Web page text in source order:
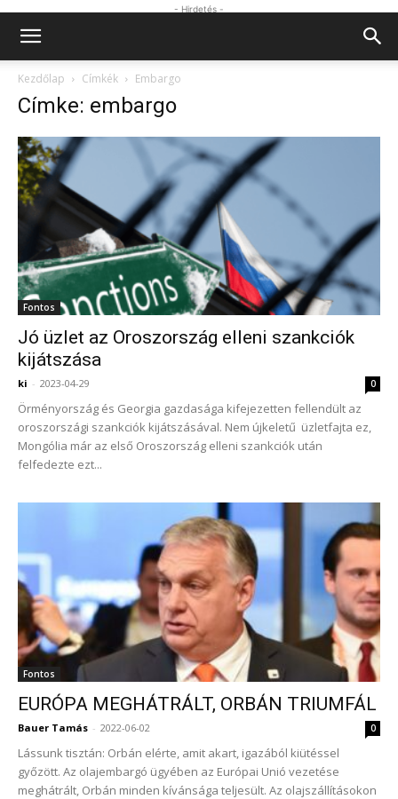
- Hirdetés -
Kezdőlap Címkék Embargo
Címke: embargo
Fontos
Jó üzlet az Oroszország elleni szankciók
kijátszása
ki - 2023-04-29 0
Örményország és Georgia gazdasága kifejezetten fellendült az
oroszországi szankciók kijátszásával. Nem újkeletű üzletfajta ez,
Mongólia már az első Oroszország elleni szankciók után
felfedezte ezt...
Fontos
EURÓPA MEGHÁTRÁLT, ORBÁN TRIUMFÁL
Bauer Tamás - 2022-06-02 0
Lássunk tisztán: Orbán elérte, amit akart, igazából kiütéssel
győzött. Az olajembargó ügyében az Európai Unió vezetése
meghátrált, Orbán minden kívánsága teljesült. Az olajszállításokon